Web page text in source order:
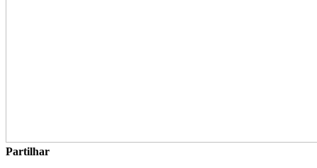
Partilhar